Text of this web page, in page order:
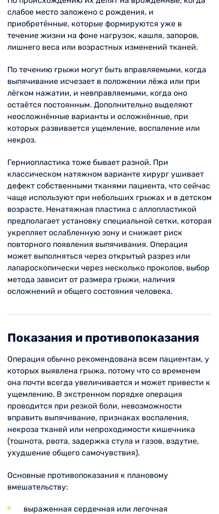
слабое место заложено с рождения, и
приобретённые, которые формируются уже в
течение жизни на фоне нагрузок, кашля, запоров,
лишнего веса или возрастных изменений тканей.
По течению грыжи могут быть вправляемыми, когда
выпячивание исчезает в положении лёжа или при
лёгком нажатии, и невправляемыми, когда оно
остаётся постоянным. Дополнительно выделяют
неосложнённые варианты и осложнённые, при
которых развивается ущемление, воспаление или
некроз.
Герниопластика тоже бывает разной. При
классическом натяжном варианте хирург ушивает
дефект собственными тканями пациента, что сейчас
чаще используют при небольших грыжах и в детском
возрасте. Ненатяжная пластика с аллопластикой
предполагает установку специальной сетки, которая
укрепляет ослабленную зону и снижает риск
повторного появления выпячивания. Операция
может выполняться через открытый разрез или
лапароскопически через несколько проколов, выбор
метода зависит от размера грыжи, наличия
осложнений и общего состояния человека.
Показания и противопоказания
Операция обычно рекомендована всем пациентам, у
которых выявлена грыжа, потому что со временем
она почти всегда увеличивается и может привести к
ущемлению. В экстренном порядке операция
проводится при резкой боли, невозможности
вправить выпячивание, признаках воспаления,
некроза тканей или непроходимости кишечника
(тошнота, рвота, задержка стула и газов, вздутие,
ухудшение общего самочувствия).
Основные противопоказания к плановому
вмешательству:
выраженная сердечная или легочная